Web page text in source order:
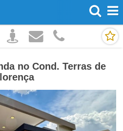
no Cond. Terras de